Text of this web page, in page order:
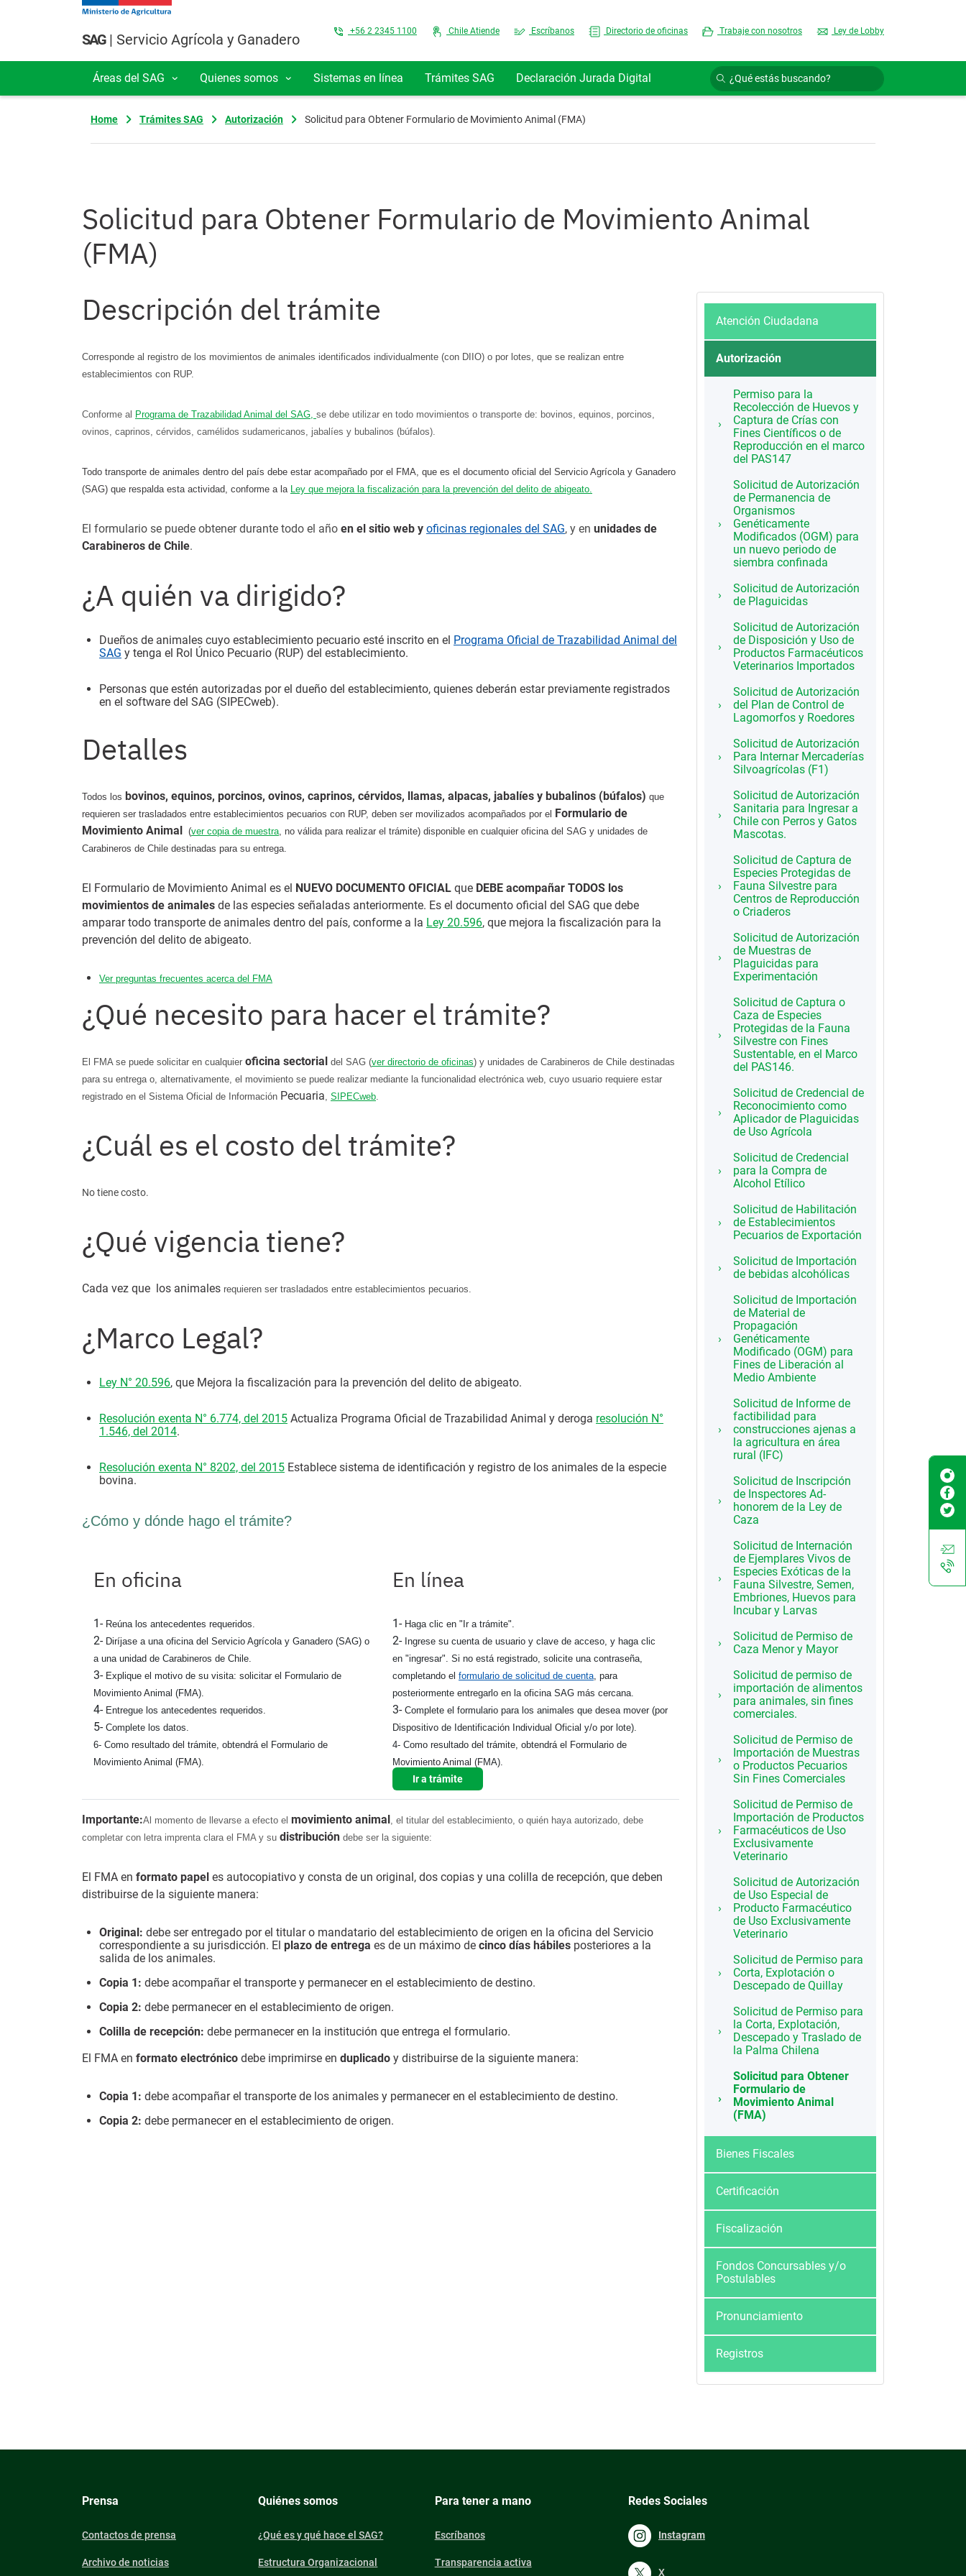
Pasar al contenido principal
SAG| Servicio Agrícola y Ganadero Top Menu
+56 2 2345 1100 Chile Atiende Escríbanos Directorio de oficinas Trabaje con nosotros Ley de Lobby
Navegación principal
Áreas del SAG Quienes somos Sistemas en línea Trámites SAG Declaración Jurada Digital
Home Trámites SAG Autorización Solicitud para Obtener Formulario de Movimiento Animal (FMA)
Solicitud para Obtener Formulario de Movimiento Animal
(FMA)
Descripción del trámite
Corresponde al registro de los movimientos de animales identificados individualmente (con DIIO) o por lotes, que se realizan entre
establecimientos con RUP.
Conforme al Programa de Trazabilidad Animal del SAG, se debe utilizar en todo movimientos o transporte de: bovinos, equinos, porcinos,
ovinos, caprinos, cérvidos, camélidos sudamericanos, jabalíes y bubalinos (búfalos).
Todo transporte de animales dentro del país debe estar acompañado por el FMA, que es el documento oficial del Servicio Agrícola y Ganadero
(SAG) que respalda esta actividad, conforme a la Ley que mejora la fiscalización para la prevención del delito de abigeato.
El formulario se puede obtener durante todo el año en el sitio web y oficinas regionales del SAG, y en unidades de
Carabineros de Chile.
¿A quién va dirigido?
Dueños de animales cuyo establecimiento pecuario esté inscrito en el Programa Oficial de Trazabilidad Animal del
SAG y tenga el Rol Único Pecuario (RUP) del establecimiento.
Personas que estén autorizadas por el dueño del establecimiento, quienes deberán estar previamente registrados
en el software del SAG (SIPECweb).
Detalles
Todos los bovinos, equinos, porcinos, ovinos, caprinos, cérvidos, llamas, alpacas, jabalíes y bubalinos (búfalos) que
requieren ser trasladados entre establecimientos pecuarios con RUP, deben ser movilizados acompañados por el Formulario de
Movimiento Animal (ver copia de muestra, no válida para realizar el trámite) disponible en cualquier oficina del SAG y unidades de
Carabineros de Chile destinadas para su entrega.
El Formulario de Movimiento Animal es el NUEVO DOCUMENTO OFICIAL que DEBE acompañar TODOS los
movimientos de animales de las especies señaladas anteriormente. Es el documento oficial del SAG que debe
amparar todo transporte de animales dentro del país, conforme a la Ley 20.596, que mejora la fiscalización para la
prevención del delito de abigeato.
Ver preguntas frecuentes acerca del FMA
¿Qué necesito para hacer el trámite?
El FMA se puede solicitar en cualquier oficina sectorial del SAG (ver directorio de oficinas) y unidades de Carabineros de Chile destinadas
para su entrega o, alternativamente, el movimiento se puede realizar mediante la funcionalidad electrónica web, cuyo usuario requiere estar
registrado en el Sistema Oficial de Información Pecuaria, SIPECweb.
¿Cuál es el costo del trámite?
No tiene costo.
¿Qué vigencia tiene?
Cada vez que los animales requieren ser trasladados entre establecimientos pecuarios.
¿Marco Legal?
Ley N° 20.596, que Mejora la fiscalización para la prevención del delito de abigeato.
Resolución exenta N° 6.774, del 2015 Actualiza Programa Oficial de Trazabilidad Animal y deroga resolución N°
1.546, del 2014.
Resolución exenta N° 8202, del 2015 Establece sistema de identificación y registro de los animales de la especie
bovina.
¿Cómo y dónde hago el trámite?
En oficina
1- Reúna los antecedentes requeridos.
2- Diríjase a una oficina del Servicio Agrícola y Ganadero (SAG) o
a una unidad de Carabineros de Chile.
3- Explique el motivo de su visita: solicitar el Formulario de
Movimiento Animal (FMA).
4- Entregue los antecedentes requeridos.
5- Complete los datos.
6- Como resultado del trámite, obtendrá el Formulario de
Movimiento Animal (FMA).
En línea
1- Haga clic en "Ir a trámite".
2- Ingrese su cuenta de usuario y clave de acceso, y haga clic
en "ingresar". Si no está registrado, solicite una contraseña,
completando el formulario de solicitud de cuenta, para
posteriormente entregarlo en la oficina SAG más cercana.
3- Complete el formulario para los animales que desea mover (por
Dispositivo de Identificación Individual Oficial y/o por lote).
4- Como resultado del trámite, obtendrá el Formulario de
Movimiento Animal (FMA).
Ir a trámite
Importante:Al momento de llevarse a efecto el movimiento animal, el titular del establecimiento, o quién haya autorizado, debe
completar con letra imprenta clara el FMA y su distribución debe ser la siguiente:
El FMA en formato papel es autocopiativo y consta de un original, dos copias y una colilla de recepción, que deben
distribuirse de la siguiente manera:
Original: debe ser entregado por el titular o mandatario del establecimiento de origen en la oficina del Servicio
correspondiente a su jurisdicción. El plazo de entrega es de un máximo de cinco días hábiles posteriores a la
salida de los animales.
Copia 1: debe acompañar el transporte y permanecer en el establecimiento de destino.
Copia 2: debe permanecer en el establecimiento de origen.
Colilla de recepción: debe permanecer en la institución que entrega el formulario.
El FMA en formato electrónico debe imprimirse en duplicado y distribuirse de la siguiente manera:
Copia 1: debe acompañar el transporte de los animales y permanecer en el establecimiento de destino.
Copia 2: debe permanecer en el establecimiento de origen.
Atención Ciudadana
Autorización
Permiso para la
Recolección de Huevos y
Captura de Crías con
Fines Científicos o de
Reproducción en el marco
del PAS147
Solicitud de Autorización
de Permanencia de
Organismos
Genéticamente
Modificados (OGM) para
un nuevo periodo de
siembra confinada
Solicitud de Autorización
de Plaguicidas
Solicitud de Autorización
de Disposición y Uso de
Productos Farmacéuticos
Veterinarios Importados
Solicitud de Autorización
del Plan de Control de
Lagomorfos y Roedores
Solicitud de Autorización
Para Internar Mercaderías
Silvoagrícolas (F1)
Solicitud de Autorización
Sanitaria para Ingresar a
Chile con Perros y Gatos
Mascotas.
Solicitud de Captura de
Especies Protegidas de
Fauna Silvestre para
Centros de Reproducción
o Criaderos
Solicitud de Autorización
de Muestras de
Plaguicidas para
Experimentación
Solicitud de Captura o
Caza de Especies
Protegidas de la Fauna
Silvestre con Fines
Sustentable, en el Marco
del PAS146.
Solicitud de Credencial de
Reconocimiento como
Aplicador de Plaguicidas
de Uso Agrícola
Solicitud de Credencial
para la Compra de
Alcohol Etílico
Solicitud de Habilitación
de Establecimientos
Pecuarios de Exportación
Solicitud de Importación
de bebidas alcohólicas
Solicitud de Importación
de Material de
Propagación
Genéticamente
Modificado (OGM) para
Fines de Liberación al
Medio Ambiente
Solicitud de Informe de
factibilidad para
construcciones ajenas a
la agricultura en área
rural (IFC)
Solicitud de Inscripción
de Inspectores Ad-
honorem de la Ley de
Caza
Solicitud de Internación
de Ejemplares Vivos de
Especies Exóticas de la
Fauna Silvestre, Semen,
Embriones, Huevos para
Incubar y Larvas
Solicitud de Permiso de
Caza Menor y Mayor
Solicitud de permiso de
importación de alimentos
para animales, sin fines
comerciales.
Solicitud de Permiso de
Importación de Muestras
o Productos Pecuarios
Sin Fines Comerciales
Solicitud de Permiso de
Importación de Productos
Farmacéuticos de Uso
Exclusivamente
Veterinario
Solicitud de Autorización
de Uso Especial de
Producto Farmacéutico
de Uso Exclusivamente
Veterinario
Solicitud de Permiso para
Corta, Explotación o
Descepado de Quillay
Solicitud de Permiso para
la Corta, Explotación,
Descepado y Traslado de
la Palma Chilena
Solicitud para Obtener
Formulario de
Movimiento Animal
(FMA)
Bienes Fiscales
Certificación
Fiscalización
Fondos Concursables y/o
Postulables
Pronunciamiento
Registros
Prensa
Contactos de prensa
Archivo de noticias
Quiénes somos
¿Qué es y qué hace el SAG?
Estructura Organizacional
Para tener a mano
Escríbanos
Transparencia activa
Redes Sociales
Instagram
X